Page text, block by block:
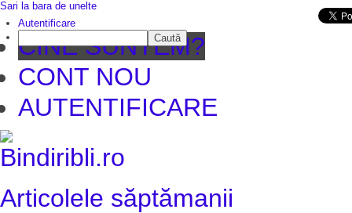
CINE SUNTEM?
CONT NOU
AUTENTIFICARE
Articolele săptămanii
Sari la bara de unelte
Autentificare
Caută